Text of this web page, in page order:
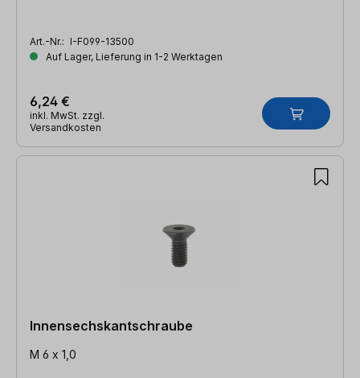
Art.-Nr.: I-F099-13500
Auf Lager, Lieferung in 1-2 Werktagen
6,24 €
inkl. MwSt. zzgl.
Versandkosten
Innensechskantschraube
M 6 x 1,0